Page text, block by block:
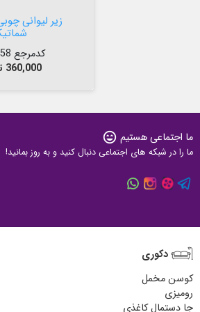
کدمرجع 1158 - Z
قیمت
360,000 تومان
ما اجتماعی هستیم sentiment_very_satisfied
ما را در شبکه های اجتماعی دنبال کنید و به روز بمانید!
دکوری
کوسن مخمل
رومیزی
جا دستمال کاغذی